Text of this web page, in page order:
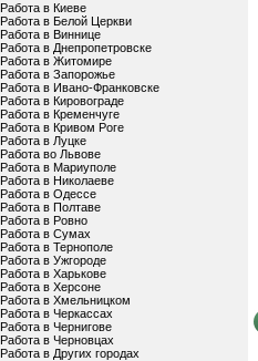
Работа в Киеве
Работа в Белой Церкви
Работа в Виннице
Работа в Днепропетровске
Работа в Житомире
Работа в Запорожье
Работа в Ивано-Франковске
Работа в Кировограде
Работа в Кременчуге
Работа в Кривом Роге
Работа в Луцке
Работа во Львове
Работа в Мариуполе
Работа в Николаеве
Работа в Одессе
Работа в Полтаве
Работа в Ровно
Работа в Сумах
Работа в Тернополе
Работа в Ужгороде
Работа в Харькове
Работа в Херсоне
Работа в Хмельницком
Работа в Черкассах
Работа в Чернигове
Работа в Черновцах
Работа в Других городах